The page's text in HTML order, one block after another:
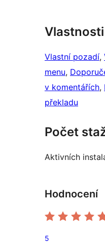
Vlastní pozadí,
menu,
v komentářích,
překladu
Počet
Aktivních
Hodnocení
5